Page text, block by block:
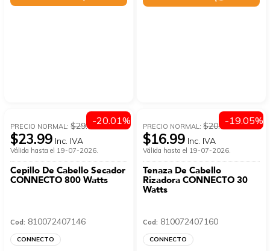
PRECIO NORMAL:$29.99
$23.99 Inc. IVA
Válida hasta el 19-07-2026.
Cepillo De Cabello Secador
CONNECTO 800 Watts
Cod: 810072407146
CONNECTO
-20.01% PRECIO NORMAL:$20.99
$16.99 Inc. IVA
Válida hasta el 19-07-2026.
Tenaza De Cabello
Rizadora CONNECTO 30
Watts
Cod: 810072407160
CONNECTO
-19.05%